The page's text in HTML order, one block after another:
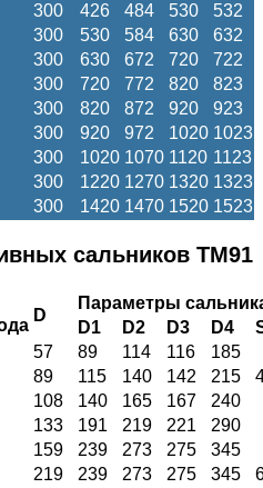
300 426 484 530 532
300 530 584 630 632
300 630 672 720 722
300 720 772 820 823
300 820 872 920 923
300 920 972 1020 1023
300 1020 1070 1120 1123
300 1220 1270 1320 1323
300 1420 1470 1520 1523
сальников ТМ91
D
Параметры
D1
D2 D3 D4
57 89 114 116
185
89 115 140 142
215
108 140 165 167
240
133 191 219 221 290
159 239 273 275
345
219 239 273 275
345